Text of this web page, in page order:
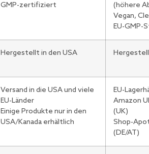
GMP-zertifiziert
(höhere
Vegan,
EU-GMP-
Hergestellt in den USA
Versand in die USA und viele
EU-Länder
Einige Produkte nur in den
USA/Kanada erhältlich
EU-
Amazon
(UK)
Shop-
(DE/AT)